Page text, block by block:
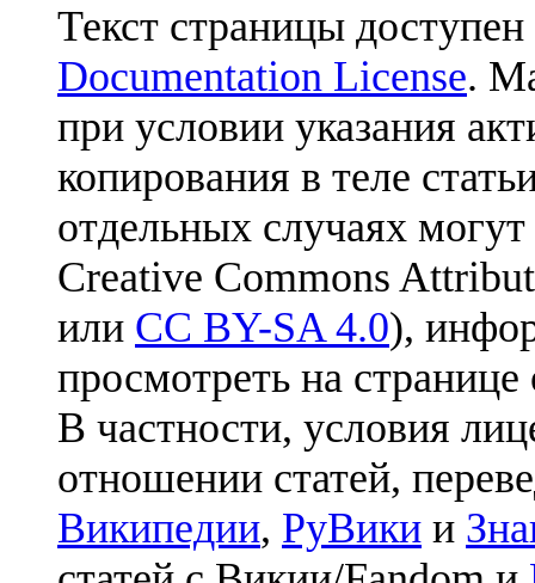
Текст страницы
Documentation License.
при условии указания
копирования в теле
отдельных случаях
Creative Commons
или CC BY-SA 4.0),
просмотреть на
В частности, условия
отношении статей,
Википедии, РуВики и